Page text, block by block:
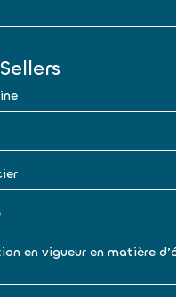
en vigueur en matière